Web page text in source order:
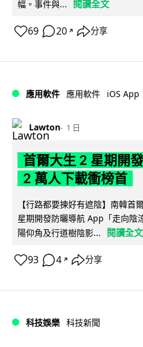
幅。事件與...
閱讀全文
69 20 ↗ 分享
應用軟件 應用軟件 iOS App
Lawton 1 日
首爾大生 2 星期開
2 萬人下載衝榜首
【行路都要揀好有遮陰】南韓
星期開發防曬導航 App「走向陰
陽仰角及行道樹陰影...
閱讀全文
93 4 ↗ 分享
科技娛樂 科技新聞